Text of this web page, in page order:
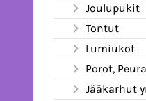
Joulupukit
Tontut
Lumiukot
Porot,
Jääkarhut